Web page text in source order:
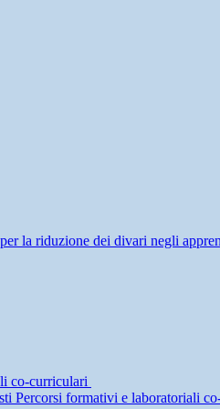
la riduzione dei divari negli
co-curriculari
Percorsi formativi e laboratoriali